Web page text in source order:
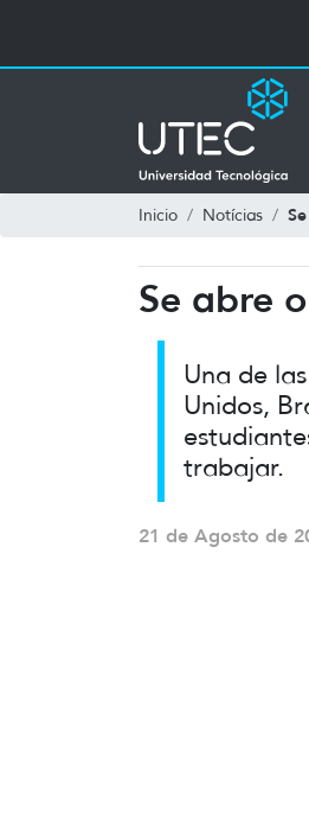
Inicio Notícias
Se abre
Una de
Unidos,
trabajar.
21 de Agosto de